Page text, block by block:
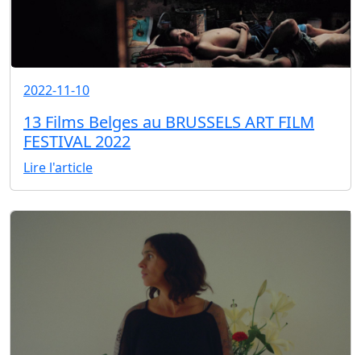
2022-11-10
13 Films Belges au BRUSSELS ART FILM
FESTIVAL 2022
Lire l'article